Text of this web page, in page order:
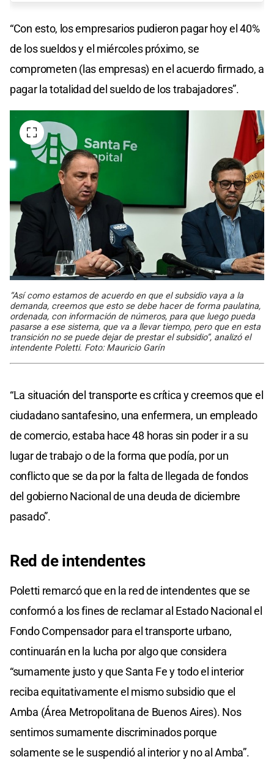
“Con esto, los empresarios pudieron pagar hoy el 40%
de los sueldos y el miércoles próximo, se
comprometen (las empresas) en el acuerdo firmado, a
pagar la totalidad del sueldo de los trabajadores”.
“Así como estamos de acuerdo en que el subsidio vaya a la
demanda, creemos que esto se debe hacer de forma paulatina,
ordenada, con información de números, para que luego pueda
pasarse a ese sistema, que va a llevar tiempo, pero que en esta
transición no se puede dejar de prestar el subsidio”, analizó el
intendente Poletti. Foto: Mauricio Garín
“La situación del transporte es crítica y creemos que el
ciudadano santafesino, una enfermera, un empleado
de comercio, estaba hace 48 horas sin poder ir a su
lugar de trabajo o de la forma que podía, por un
conflicto que se da por la falta de llegada de fondos
del gobierno Nacional de una deuda de diciembre
pasado”.
Red de intendentes
Poletti remarcó que en la red de intendentes que se
conformó a los fines de reclamar al Estado Nacional el
Fondo Compensador para el transporte urbano,
continuarán en la lucha por algo que considera
“sumamente justo y que Santa Fe y todo el interior
reciba equitativamente el mismo subsidio que el
Amba (Área Metropolitana de Buenos Aires). Nos
sentimos sumamente discriminados porque
solamente se le suspendió al interior y no al Amba”.